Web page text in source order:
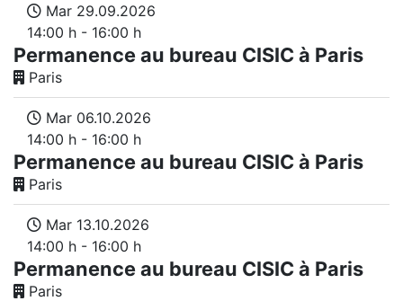
Mar 29.09.2026
14:00 h - 16:00 h
Permanence au bureau CISIC à Paris
Paris
Mar 06.10.2026
14:00 h - 16:00 h
Permanence au bureau CISIC à Paris
Paris
Mar 13.10.2026
14:00 h - 16:00 h
Permanence au bureau CISIC à Paris
Paris